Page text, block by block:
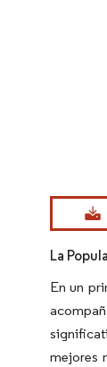
Imagen ©
La
En un
mejores